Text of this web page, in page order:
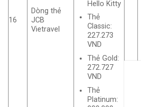
16
Dòng thẻ
JCB
Vietravel
Hello Kitty
Thẻ
Classic:
227.273
VND
Thẻ Gold:
272.727
VND
Thẻ
Platinum: